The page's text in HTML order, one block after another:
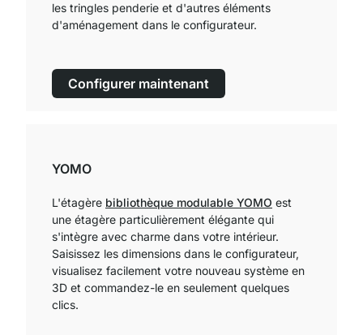
les tringles penderie et d'autres éléments
d'aménagement dans le configurateur.
Configurer maintenant
YOMO
L'étagère bibliothèque modulable YOMO est
une étagère particulièrement élégante qui
s'intègre avec charme dans votre intérieur.
Saisissez les dimensions dans le configurateur,
visualisez facilement votre nouveau système en
3D et commandez-le en seulement quelques
clics.